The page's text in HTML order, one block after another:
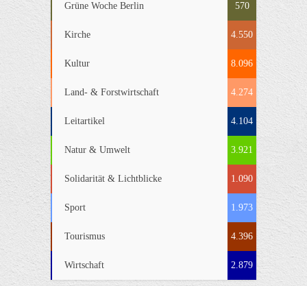
Grüne Woche Berlin 570
Kirche 4.550
Kultur 8.096
Land- & Forstwirtschaft 4.274
Leitartikel 4.104
Natur & Umwelt 3.921
Solidarität & Lichtblicke 1.090
Sport 1.973
Tourismus 4.396
Wirtschaft 2.879